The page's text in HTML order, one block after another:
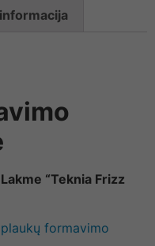
“Teknia Frizz
formavimo